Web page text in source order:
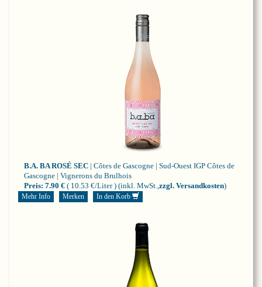
B.A. BA ROSÉ SEC | Côtes de Gascogne | Sud-Ouest IGP Côtes de
Gascogne | Vignerons du Brulhois
Preis: 7.90 € ( 10.53 €/Liter ) (inkl. MwSt.,zzgl. Versandkosten)
Mehr Info Merken In den Korb